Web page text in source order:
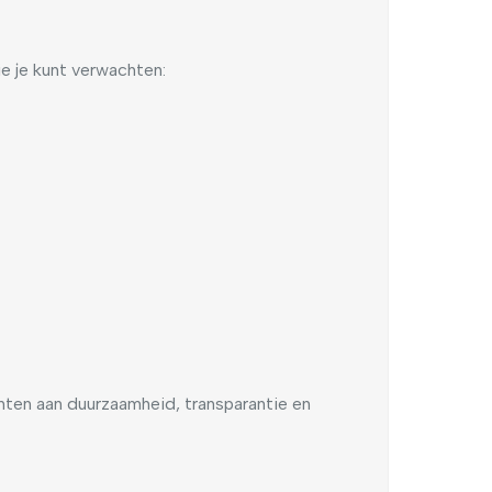
je kunt verwachten:
aan duurzaamheid, transparantie en